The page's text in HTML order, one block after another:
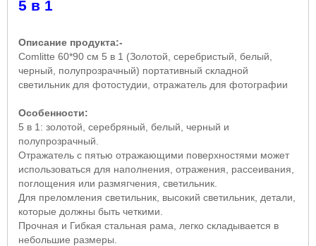
5 в 1
Описание продукта:-
Comlitte 60*90 см 5 в 1 (Золотой, серебристый, белый,
черный, полупрозрачный) портативный складной
светильник для фотостудии, отражатель для фотографии
Особенности:
5 в 1: золотой, серебряный, белый, черный и
полупрозрачный.
Отражатель с пятью отражающими поверхностями может
использоваться для наполнения, отражения, рассеивания,
поглощения или размягчения, светильник.
Для преломления светильник, высокий светильник, детали,
которые должны быть четкими.
Прочная и Гибкая стальная рама, легко складывается в
небольшие размеры.